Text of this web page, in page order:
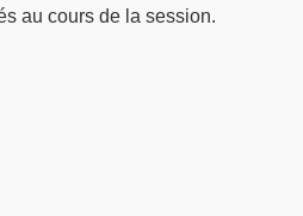
au cours de la session.